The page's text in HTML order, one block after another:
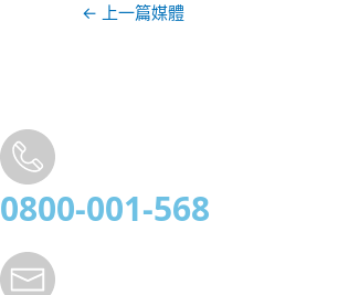
← 上一篇媒體
0800-001-568